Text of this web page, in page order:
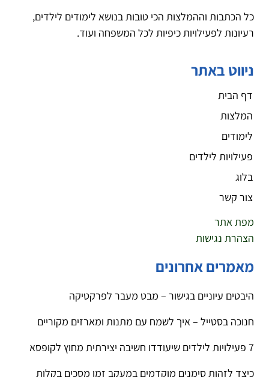
כל הכתבות וההמלצות הכי טובות בנושא לימודים לילדים,
רעיונות לפעילויות כיפיות לכל המשפחה ועוד.
ניווט באתר
דף הבית
המלצות
לימודים
פעילויות לילדים
בלוג
צור קשר
מפת אתר
הצהרת נגישות
מאמרים אחרונים
היבטים עיוניים בגישור – מבט מעבר לפרקטיקה
חנוכה בסטייל – איך לשמח עם מתנות ומארזים מקוריים
7 פעילויות לילדים שיעודדו חשיבה יצירתית מחוץ לקופסא
כיצד לזהות סימנים מוקדמים במעקב זמן מסכים בקלות